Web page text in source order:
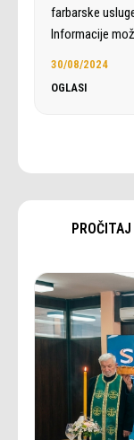
farbarske
Informacije
30/08/2024
OGLASI